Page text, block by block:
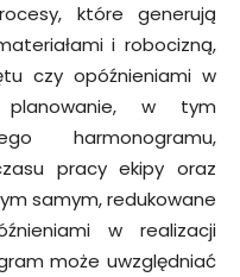
które generują
i robocizną,
czy opóźnieniami w
planowanie, w tym
harmonogramu,
pracy ekipy oraz
samym, redukowane
w realizacji
może uwzględniać